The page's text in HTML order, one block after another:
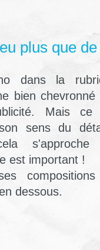
plus que
dans la
bien
Mais
sens du
est important !
dessous.